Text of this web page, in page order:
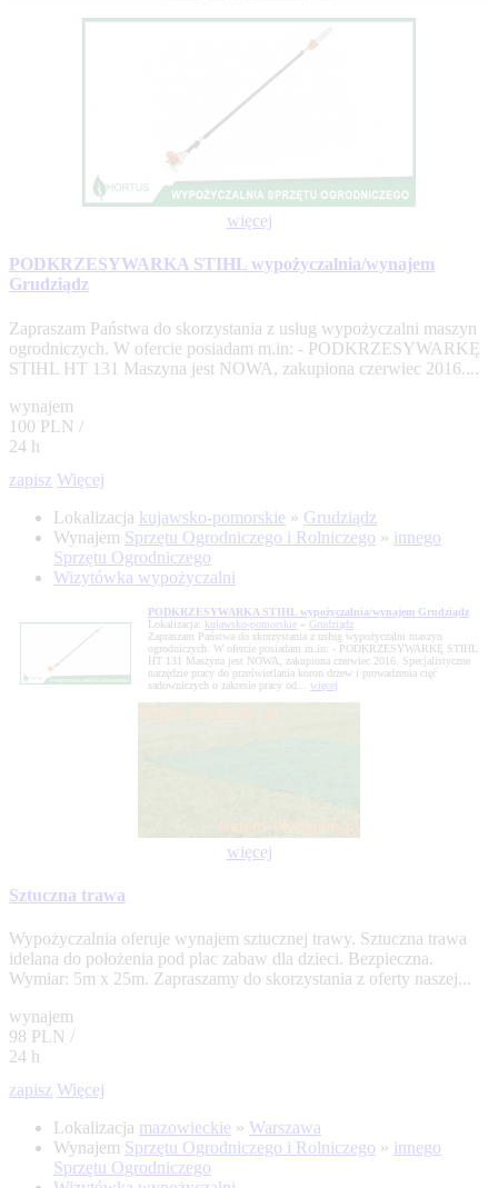
więcej
PODKRZESYWARKA STIHL wypożyczalnia/wynajem
Grudziądz
Zapraszam Państwa do skorzystania z usług wypożyczalni maszyn
ogrodniczych. W ofercie posiadam m.in: - PODKRZESYWARKĘ
STIHL HT 131 Maszyna jest NOWA, zakupiona czerwiec 2016....
wynajem
100 PLN /
24 h
zapisz Więcej
Lokalizacja kujawsko-pomorskie » Grudziądz
Wynajem Sprzętu Ogrodniczego i Rolniczego » innego
Sprzętu Ogrodniczego
Wizytówka wypożyczalni
PODKRZESYWARKA STIHL wypożyczalnia/wynajem Grudziądz
Lokalizacja: kujawsko-pomorskie » Grudziądz
Zapraszam Państwa do skorzystania z usług wypożyczalni maszyn
ogrodniczych. W ofercie posiadam m.in: - PODKRZESYWARKĘ STIHL
HT 131 Maszyna jest NOWA, zakupiona czerwiec 2016. Specjalistyczne
narzędzie pracy do prześwietlania koron drzew i prowadzenia cięć
sadowniczych o zakresie pracy od... więcej
więcej
Sztuczna trawa
Wypożyczalnia oferuje wynajem sztucznej trawy. Sztuczna trawa
idelana do położenia pod plac zabaw dla dzieci. Bezpieczna.
Wymiar: 5m x 25m. Zapraszamy do skorzystania z oferty naszej...
wynajem
98 PLN /
24 h
zapisz Więcej
Lokalizacja mazowieckie » Warszawa
Wynajem Sprzętu Ogrodniczego i Rolniczego » innego
Sprzętu Ogrodniczego